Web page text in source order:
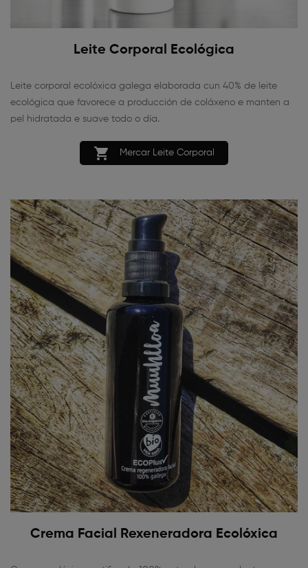
Leite Corporal Ecológica
Leite corporal ecolóxica galega elaborada cun 40% de leite
ecológica que favorece a producción de coláxeno e manten a
pel hidratada e suave todo o día.
 Mercar Leite Corporal
Crema Facial Rexeneradora Ecolóxica